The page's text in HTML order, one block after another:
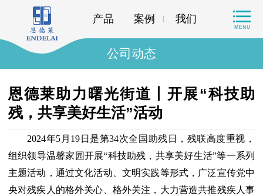
产品 案例 我们
公司动态
恩德莱助力曙光街道丨开展“科技助
残，共享美好生活”活动
2024年5月19日是第34次全国助残日，残联高度重视，
组织领导温馨家园开展“科技助残，共享美好生活”等一系列
主题活动，通过文化活动、文明实践等形式，广泛宣传党中
央对残疾人的格外关心、格外关注，大力营造共推残疾人事